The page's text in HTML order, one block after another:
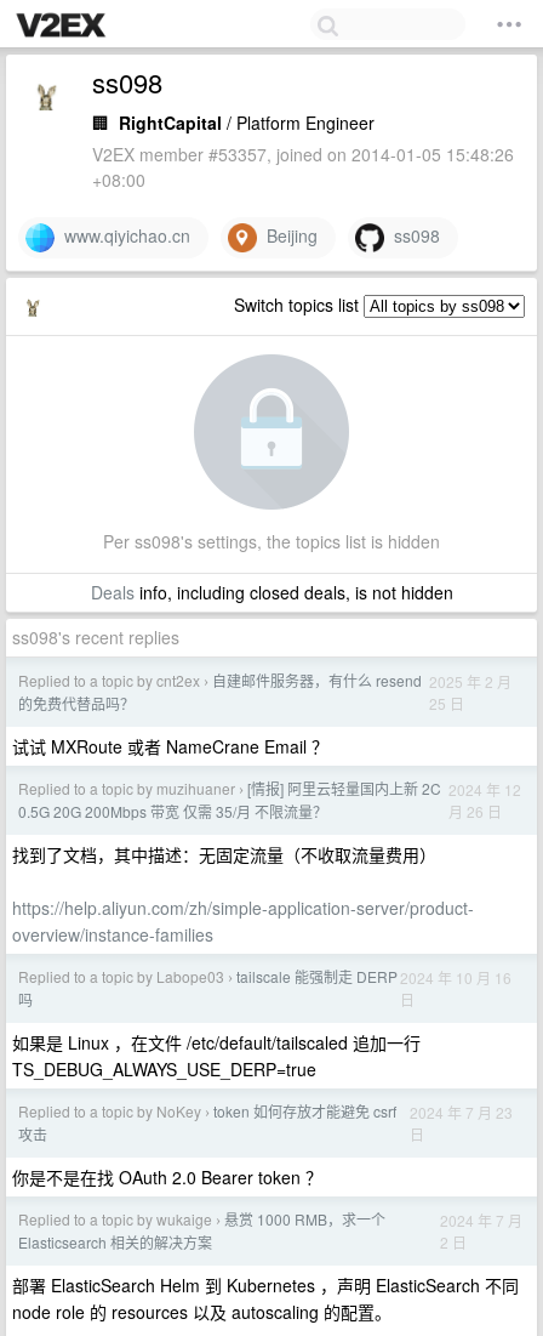
ss098
🏢 RightCapital / Platform Engineer
V2EX member #53357, joined on 2014-01-05 15:48:26
+08:00
www.qiyichao.cn Beijing ss098
Switch topics list
Per ss098's settings, the topics list is hidden
Dealsinfo, including closed deals, is not hidden
ss098's recent replies
Replied to a topic by cnt2ex › 自建邮件服务器，有什么 resend
的免费代替品吗？
2025 年 2 月
25 日
试试 MXRoute 或者 NameCrane Email ？
Replied to a topic by muzihuaner › [情报] 阿里云轻量国内上新 2C
0.5G 20G 200Mbps 带宽 仅需 35/月 不限流量？
2024 年 12
月 26 日
找到了文档，其中描述：无固定流量（不收取流量费用）
https://help.aliyun.com/zh/simple-application-server/product-
overview/instance-families
Replied to a topic by Labope03 › tailscale 能强制走 DERP
吗
2024 年 10 月 16
日
如果是 Linux ，在文件 /etc/default/tailscaled 追加一行
TS_DEBUG_ALWAYS_USE_DERP=true
Replied to a topic by NoKey › token 如何存放才能避免 csrf
攻击
2024 年 7 月 23
日
你是不是在找 OAuth 2.0 Bearer token ？
Replied to a topic by wukaige › 悬赏 1000 RMB，求一个
Elasticsearch 相关的解决方案
2024 年 7 月
2 日
部署 ElasticSearch Helm 到 Kubernetes ，声明 ElasticSearch 不同
node role 的 resources 以及 autoscaling 的配置。